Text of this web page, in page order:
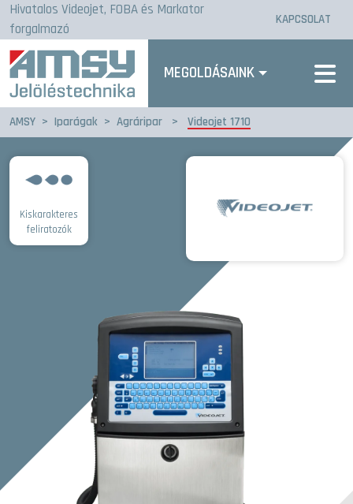
Hivatalos Videojet, FOBA és Markator
forgalmazó
KAPCSOLAT
MEGOLDÁSAINK
AMSY > Iparágak > Agráripar > Videojet 1710
Kiskarakteres
feliratozók